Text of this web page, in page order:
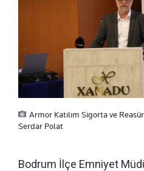
Armor Katılım Sigorta ve
Serdar Polat
Bodrum İlçe Emniyet